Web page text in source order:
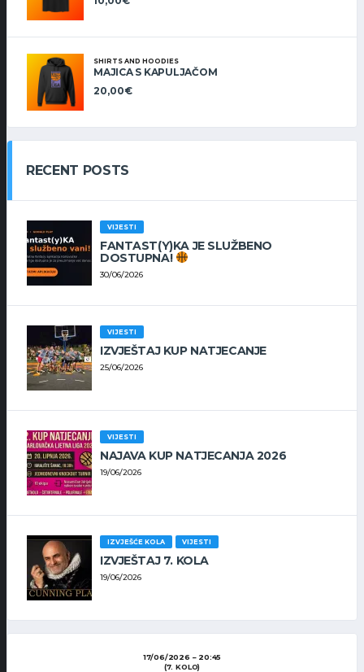
SHIRTS AND HOODIES
MAJICA S KAPULJAČOM
20,00€
RECENT POSTS
VIJESTI
FANTAST(Y)KA JE SLUŽBENO
DOSTUPNA!
30/06/2026
VIJESTI
IZVJEŠTAJ KUP NATJECANJE
25/06/2026
VIJESTI
NAJAVA KUP NATJECANJA 2026
19/06/2026
IZVJEŠĆE KOLA VIJESTI
IZVJEŠTAJ 7. KOLA
19/06/2026
17/06/2026
20:45
(7. KOLO)